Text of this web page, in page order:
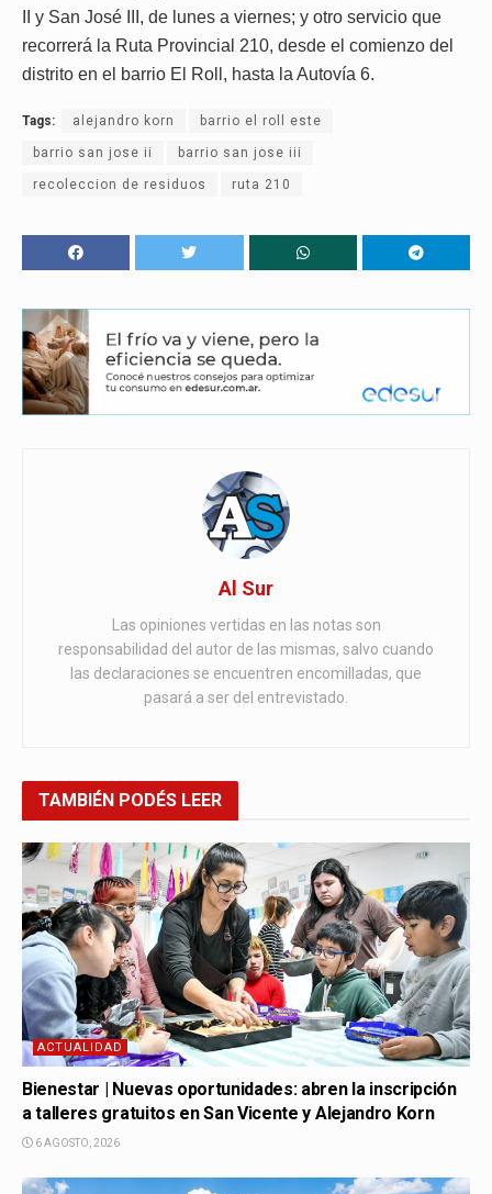
II y San José III, de lunes a viernes; y otro servicio que
recorrerá la Ruta Provincial 210, desde el comienzo del
distrito en el barrio El Roll, hasta la Autovía 6.
Tags: alejandro korn barrio el roll este
barrio san jose ii barrio san jose iii
recoleccion de residuos ruta 210
Al Sur
Las opiniones vertidas en las notas son
responsabilidad del autor de las mismas, salvo cuando
las declaraciones se encuentren encomilladas, que
pasará a ser del entrevistado.
TAMBIÉN PODÉS LEER
ACTUALIDAD
Bienestar | Nuevas oportunidades: abren la inscripción
a talleres gratuitos en San Vicente y Alejandro Korn
6 AGOSTO, 2026